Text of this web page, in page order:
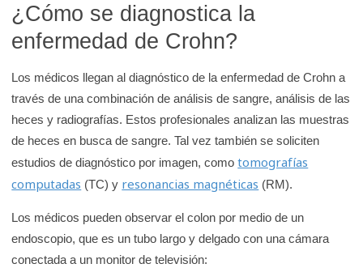
¿Cómo se diagnostica la
enfermedad de Crohn?
Los médicos llegan al diagnóstico de la enfermedad de Crohn a
través de una combinación de análisis de sangre, análisis de las
heces y radiografías. Estos profesionales analizan las muestras
de heces en busca de sangre. Tal vez también se soliciten
estudios de diagnóstico por imagen, comotomografías
computadas (TC) y resonancias magnéticas (RM).
Los médicos pueden observar el colon por medio de un
endoscopio, que es un tubo largo y delgado con una cámara
conectada a un monitor de televisión: